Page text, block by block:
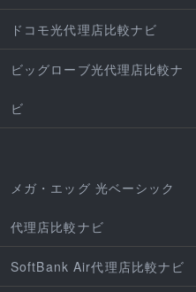
ドコモ光代理店比較ナビ
ビッグローブ光代理店比較ナ
ビ
メガ・エッグ 光ベーシック
代理店比較ナビ
SoftBank Air代理店比較ナビ